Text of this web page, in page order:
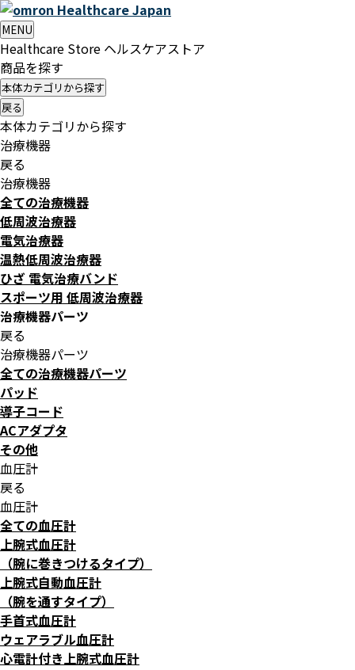
HealthcareJapan
MENU
Healthcare Store ヘルスケアストア
商品を探す
本体カテゴリから探す
戻る
本体カテゴリから探す
治療機器
戻る
治療機器
全ての治療機器
低周波治療器
電気治療器
温熱低周波治療器
ひざ 電気治療バンド
スポーツ用 低周波治療器
治療機器パーツ
戻る
治療機器パーツ
全ての治療機器パーツ
パッド
導子コード
ACアダプタ
その他
血圧計
戻る
血圧計
全ての血圧計
上腕式血圧計
（腕に巻きつけるタイプ）
上腕式自動血圧計
（腕を通すタイプ）
手首式血圧計
ウェアラブル血圧計
心電計付き上腕式血圧計